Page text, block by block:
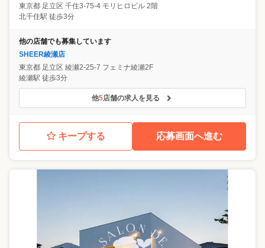
東京都 足立区 千住3-75-4 モリヒロビル 2階
北千住駅 徒歩3分
他の店舗でも募集しています
SHEER綾瀬店
東京都 足立区 綾瀬2-25-7 フェミナ綾瀬2F
綾瀬駅 徒歩3分
他5店舗の求人を見る
キープする 応募画面へ進む